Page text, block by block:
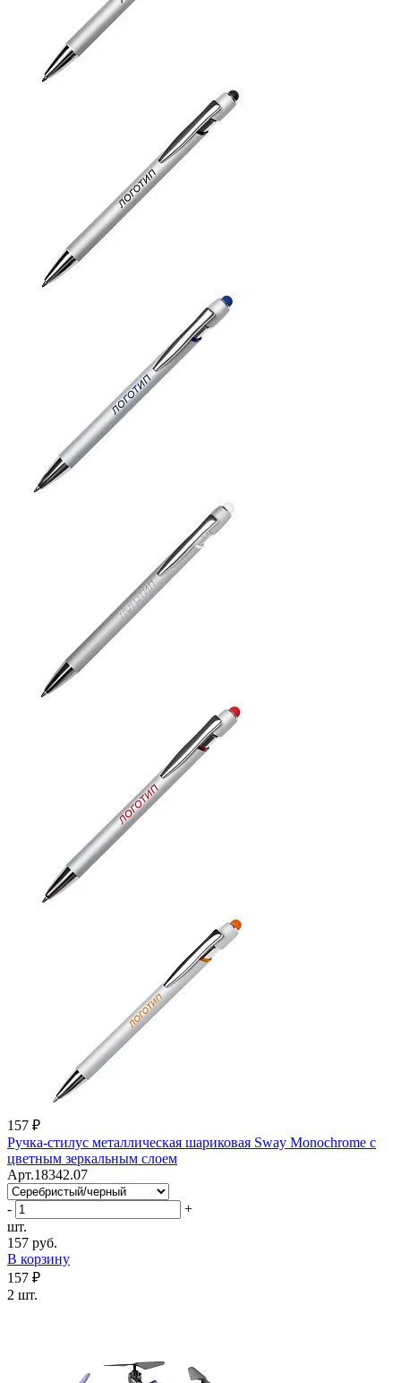
157 ₽
Ручка-стилус металлическая шариковая Sway Monochrome с
цветным зеркальным слоем
Арт.18342.07
-
+
шт.
157 руб.
В корзину
157 ₽
2 шт.